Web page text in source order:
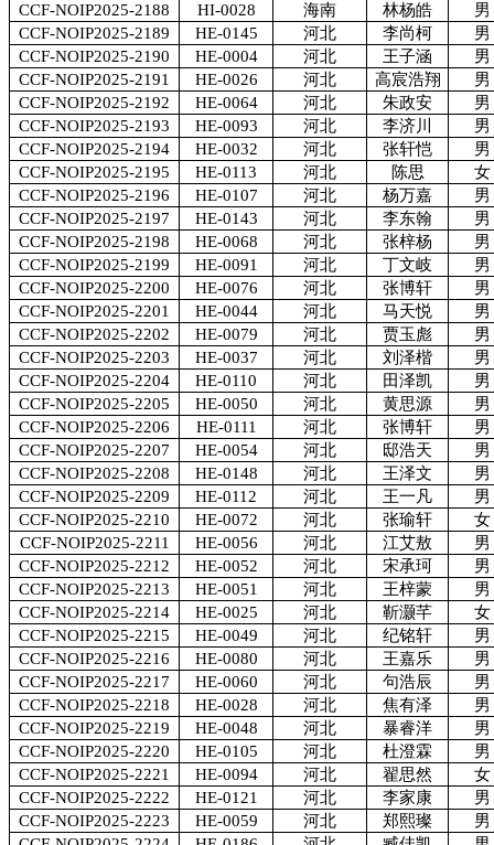
CCF-NOIP2025-2188
HI-0028 海南 林杨皓
男
CCF-NOIP2025-2189
HE-0145 河北 李尚柯
男
CCF-NOIP2025-2190
HE-0004 河北 王子涵
男
CCF-NOIP2025-2191
HE-0026 河北 高宸浩翔
男
CCF-NOIP2025-2192
HE-0064 河北 朱政安
男
CCF-NOIP2025-2193
HE-0093 河北 李济川
男
CCF-NOIP2025-2194
HE-0032 河北 张轩恺
男
CCF-NOIP2025-2195
HE-0113 河北 陈思
女
CCF-NOIP2025-2196
HE-0107 河北 杨万嘉
男
CCF-NOIP2025-2197
HE-0143 河北 李东翰
男
CCF-NOIP2025-2198
HE-0068 河北 张梓杨
男
CCF-NOIP2025-2199
HE-0091 河北 丁文岐
男
CCF-NOIP2025-2200
HE-0076 河北 张博轩
男
CCF-NOIP2025-2201
HE-0044 河北 马天悦
男
CCF-NOIP2025-2202
HE-0079 河北 贾玉彪
男
CCF-NOIP2025-2203
HE-0037 河北 刘泽楷
男
CCF-NOIP2025-2204
HE-0110 河北 田泽凯
男
CCF-NOIP2025-2205
HE-0050 河北 黄思源
男
CCF-NOIP2025-2206
HE-0111 河北 张博轩
男
CCF-NOIP2025-2207
HE-0054 河北 邸浩天
男
CCF-NOIP2025-2208
HE-0148 河北 王泽文
男
CCF-NOIP2025-2209
HE-0112 河北 王一凡
男
CCF-NOIP2025-2210
HE-0072 河北 张瑜轩
女
CCF-NOIP2025-2211
HE-0056 河北 江艾敖
男
CCF-NOIP2025-2212
HE-0052 河北 宋承珂
男
CCF-NOIP2025-2213
HE-0051 河北 王梓蒙
男
CCF-NOIP2025-2214
HE-0025 河北 靳灏芊
女
CCF-NOIP2025-2215
HE-0049 河北 纪铭轩
男
CCF-NOIP2025-2216
HE-0080 河北 王嘉乐
男
CCF-NOIP2025-2217
HE-0060 河北 句浩辰
男
CCF-NOIP2025-2218
HE-0028 河北 焦有泽
男
CCF-NOIP2025-2219
HE-0048 河北 暴睿洋
男
CCF-NOIP2025-2220
HE-0105 河北 杜澄霖
男
CCF-NOIP2025-2221
HE-0094 河北 翟思然
女
CCF-NOIP2025-2222
HE-0121 河北 李家康
男
CCF-NOIP2025-2223
HE-0059 河北 郑熙璨
男